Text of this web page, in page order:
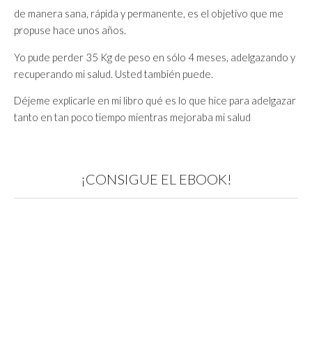
de manera sana, rápida y permanente, es el objetivo que me
propuse hace unos años.
Yo pude perder 35 Kg de peso en sólo 4 meses, adelgazando y
recuperando mi salud. Usted también puede.
Déjeme explicarle en mi libro qué es lo que hice para adelgazar
tanto en tan poco tiempo mientras mejoraba mi salud
¡CONSIGUE EL EBOOK!